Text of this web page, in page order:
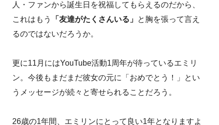
人・ファンから誕生日を祝福してもらえるのだから、
これはもう
「友達がたくさんいる」 と胸を張って言え
るのではないだろうか。
更に11月にはYouTube活動1周年が待っているエミリ
ン。今後もまだまだ彼女の元に「おめでとう！」とい
うメッセージが続々と寄せられることだろう。
26歳の1年間、エミリンにとって良い1年となりますよ